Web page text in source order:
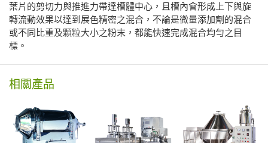
葉片的剪切力與推進力帶達槽體中心，且槽內會形成上下與旋
轉流動效果以達到展色精密之混合，不論是微量添加劑的混合
或不同比重及顆粒大小之粉末，都能快速完成混合均勻之目
標。
相關產品